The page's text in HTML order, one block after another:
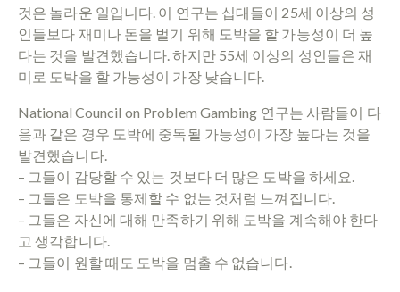
것은 놀라운 일입니다. 이 연구는 십대들이 25세 이상의 성
인들보다 재미나 돈을 벌기 위해 도박을 할 가능성이 더 높
다는 것을 발견했습니다. 하지만 55세 이상의 성인들은 재
미로 도박을 할 가능성이 가장 낮습니다.
National Council on Problem Gambing 연구는 사람들이 다
음과 같은 경우 도박에 중독될 가능성이 가장 높다는 것을
발견했습니다.
– 그들이 감당할 수 있는 것보다 더 많은 도박을 하세요.
– 그들은 도박을 통제할 수 없는 것처럼 느껴집니다.
– 그들은 자신에 대해 만족하기 위해 도박을 계속해야 한다
고 생각합니다.
– 그들이 원할 때도 도박을 멈출 수 없습니다.